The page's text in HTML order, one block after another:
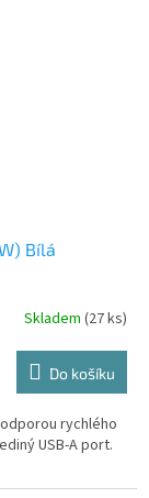
Bílá
Skladem (27 ks)
Do košíku
rychlého
USB-A port.